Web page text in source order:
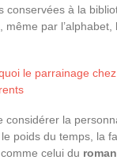
conservées à la
même par l’alphabet,
le parrainage
considérer la
poids du temps, la
celui du